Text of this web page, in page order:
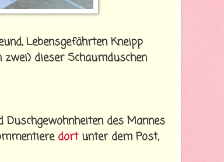
Lebensgefährten Kneipp
dieser Schaumduschen
des Mannes
dortunter dem Post,